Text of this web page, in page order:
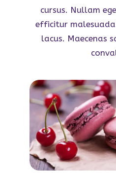
cursus. Nullam
efficitur
lacus. Maecenas